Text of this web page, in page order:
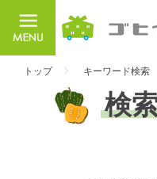
トップ キーワード検索
検